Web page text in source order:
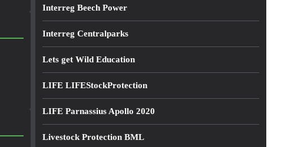
Interreg Beech Power
Interreg Centralparks
Lets get Wild Education
LIFE LIFEStockProtection
LIFE Parnassius Apollo 2020
Livestock Protection BML